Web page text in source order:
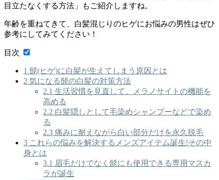
目立たなくする方法」もご紹介 しますね。
年齢を重ねてきて、白髪混じりのヒゲにお悩みの男性はぜひ
参考にしてみてください！
目次
1 髭(ヒゲ)に白髪が生えてしまう原因とは
2 気になる髭の白髪の対策方法
2.1 生活習慣を見直して、メラノサイトの機能を
高める
2.2 白髪隠しとして毛染めシャンプーなどで染め
る
2.3 痛みに耐えながら白い部分だけを永久脱毛
3 これらの悩みを解決するメンズアイテム誕生!その中
身とは
3.1 眉毛だけでなく髭にも使用できる専用マスカ
ラが誕生